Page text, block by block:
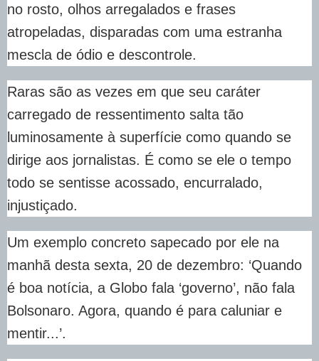
no rosto, olhos arregalados e frases
atropeladas, disparadas com uma estranha
mescla de ódio e descontrole.
Raras são as vezes em que seu caráter
carregado de ressentimento salta tão
luminosamente à superfície como quando se
dirige aos jornalistas. É como se ele o tempo
todo se sentisse acossado, encurralado,
injustiçado.
Um exemplo concreto sapecado por ele na
manhã desta sexta, 20 de dezembro: ‘Quando
é boa notícia, a Globo fala ‘governo’, não fala
Bolsonaro. Agora, quando é para caluniar e
mentir...’.